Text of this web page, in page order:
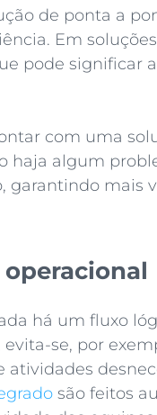
de ponta a
Em
pode significar
com uma
haja algum
garantindo mais
há um fluxo
evita-se, por
atividades
são feitos